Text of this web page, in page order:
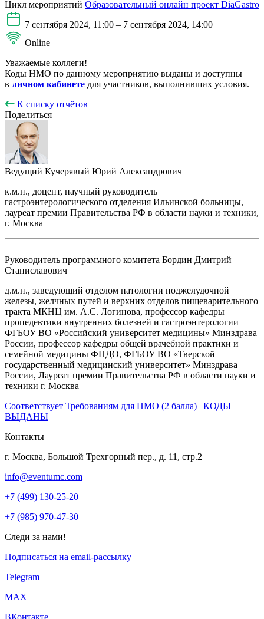
Цикл мероприятий Образовательный онлайн проект DiaGastro
7 сентября 2024, 11:00 – 7 сентября 2024, 14:00
Online
Уважаемые коллеги!
Коды НМО по данному мероприятию выданы и доступны
в личном кабинете для участников, выполнивших условия.
К списку отчётов
Поделиться
Ведущий Кучерявый Юрий Александрович
к.м.н., доцент, научный руководитель
гастроэнтерологического отделения Ильинской больницы,
лауреат премии Правительства РФ в области науки и техники,
г. Москва
Руководитель программного комитета Бордин Дмитрий
Станиславович
д.м.н., заведующий отделом патологии поджелудочной
железы, желчных путей и верхних отделов пищеварительного
тракта МКНЦ им. А.С. Логинова, профессор кафедры
пропедевтики внутренних болезней и гастроэнтерологии
ФГБОУ ВО «Российский университет медицины» Минздрава
России, профессор кафедры общей врачебной практики и
семейной медицины ФПДО, ФГБОУ ВО «Тверской
государственный медицинский университет» Минздрава
России, Лауреат премии Правительства РФ в области науки и
техники г. Москва
Соответствует Требованиям для НМО (2 балла) | КОДЫ
ВЫДАНЫ
Контакты
г. Москва, Большой Трехгорный пер., д. 11, стр.2
info@eventumc.com
+7 (499) 130-25-20
+7 (985) 970-47-30
Следи за нами!
Подписаться на email-рассылку
Telegram
МАХ